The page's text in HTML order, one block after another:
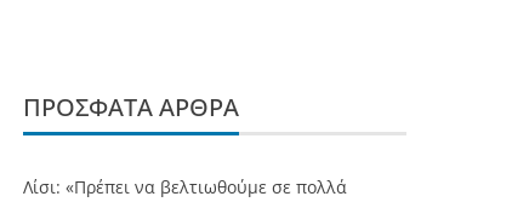
ΠΡΌΣΦΑΤΑ ΆΡΘΡΑ
Λίσι: «Πρέπει να βελτιωθούμε σε πολλά